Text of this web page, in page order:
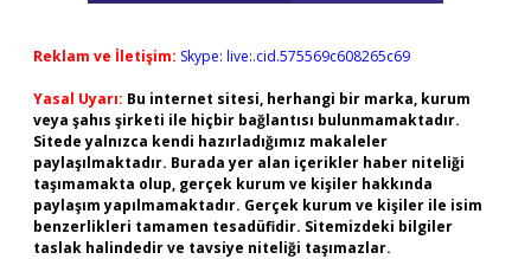
Reklam ve İletişim: Skype: live:.cid.575569c608265c69
Yasal Uyarı: Bu internet sitesi, herhangi bir marka, kurum
veya şahıs şirketi ile hiçbir bağlantısı bulunmamaktadır.
Sitede yalnızca kendi hazırladığımız makaleler
paylaşılmaktadır. Burada yer alan içerikler haber niteliği
taşımamakta olup, gerçek kurum ve kişiler hakkında
paylaşım yapılmamaktadır. Gerçek kurum ve kişiler ile isim
benzerlikleri tamamen tesadüfidir. Sitemizdeki bilgiler
taslak halindedir ve tavsiye niteliği taşımazlar.